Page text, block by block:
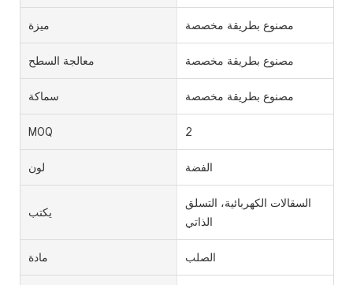
ميزة مصنوع بطريقة مخصصة
معالجة السطح مصنوع بطريقة مخصصة
سماكة مصنوع بطريقة مخصصة
MOQ 2
لون الفضة
يكتب
السقالات الكهربائية، التسلق
الذاتي
مادة الصلب